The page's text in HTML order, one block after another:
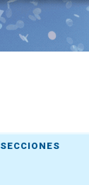
SECCIONES